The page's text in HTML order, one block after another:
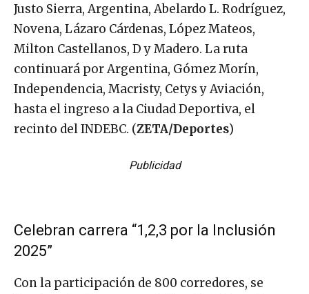
Justo Sierra, Argentina, Abelardo L. Rodríguez,
Novena, Lázaro Cárdenas, López Mateos,
Milton Castellanos, D y Madero. La ruta
continuará por Argentina, Gómez Morín,
Independencia, Macristy, Cetys y Aviación,
hasta el ingreso a la Ciudad Deportiva, el
recinto del INDEBC. (ZETA/Deportes)
Publicidad
Celebran carrera “1,2,3 por la Inclusión
2025”
Con la participación de 800 corredores, se